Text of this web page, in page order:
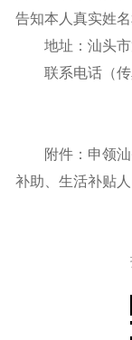
告知本人真实姓
地址：汕头市
联系电话（传
附件： 申领
补助、生活补贴